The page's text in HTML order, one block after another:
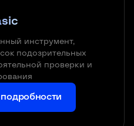
инструмент,
подозрительных
проверки и